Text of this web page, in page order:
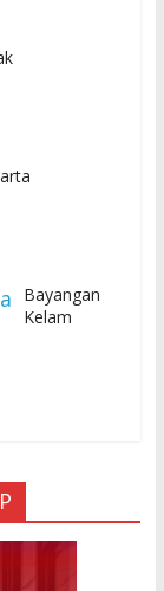
Bayangan
Kelam
JIN
setelah Main
Dirawat di